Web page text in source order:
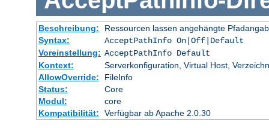
Beschreibung:
Ressourcen lassen angehängte
Syntax:
AcceptPathInfo On|Off|Default
Voreinstellung: AcceptPathInfo Default
Kontext:
Serverkonfiguration, Virtual Host,
AllowOverride:
FileInfo
Status:
Core
Modul:
core
Kompatibilität:
Verfügbar ab Apache 2.0.30